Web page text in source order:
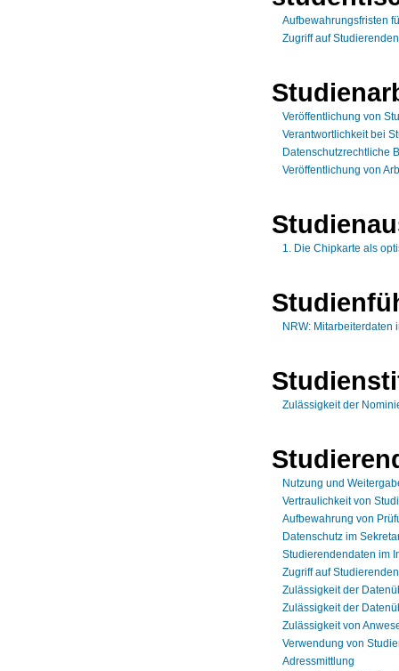
Aufbewahrungsfristen
Zugriff auf
Veröffentlichung von
Verantwortlichkeit bei
Datenschutzrechtliche
Veröffentlichung von
1. Die Chipkarte als
NRW: Mitarbeiterdaten
Zulässigkeit der
Nutzung und
Vertraulichkeit von
Aufbewahrung von
Datenschutz im
Studierendendaten im
Zugriff auf
Zulässigkeit der
Zulässigkeit der
Zulässigkeit von
Verwendung von
Adressmittlung